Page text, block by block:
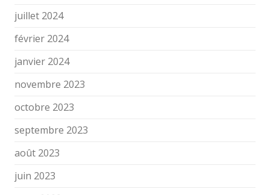
juillet 2024
février 2024
janvier 2024
novembre 2023
octobre 2023
septembre 2023
août 2023
juin 2023